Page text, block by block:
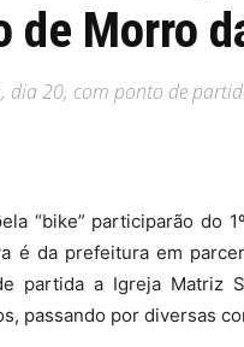
Morro
dia 20, com ponto de
“bike” participarão do
é da prefeitura em
partida a Igreja Matriz
passando por diversas